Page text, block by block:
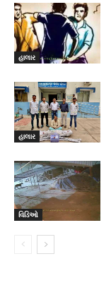
હાલાર
હાલાર
વિડિઓ